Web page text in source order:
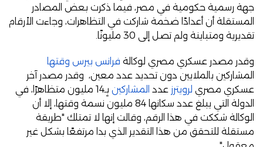
جهة رسمية حكومية في مصر، فيما ذكرت بعض المصادر
المستقلة أن أعدادًا ضخمة شاركت في التظاهرات، وجاءت الأرقام
تقديرية ومتباينة ولم تصل إلى 30 مليونًا.
وقدر مصدر عسكري مصري لوكالة فرانس بيرس وقتها
المشاركين بالملايين دون تحديد عدد معين، وقدر مصدر آخر
عسكري مصري لرويترز عدد المشاركين
بِـ14 مليون متظاهرًا، في
الدولة التي يبلغ عدد سكانها 84 مليون نسمة وقتها، إلا أن
الوكالة شككت في هذا الرقم، وقالت إنها لا تمتلك "طريقة
مستقلة للتحقق من هذا التقدير الذي بدا مرتفعًا بشكل غير